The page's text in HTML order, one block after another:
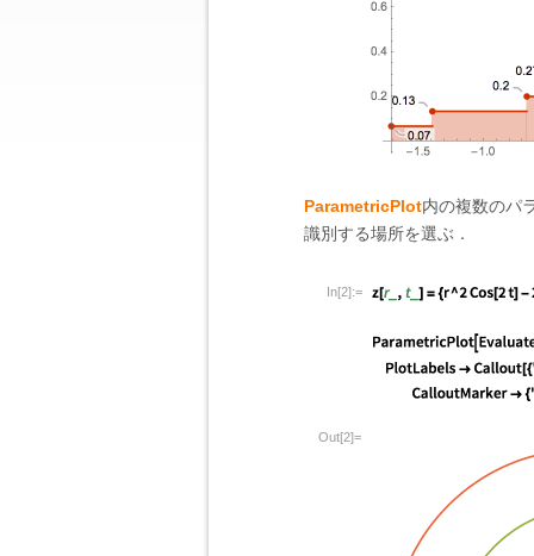
ParametricPlot内の複数のパ
識別する場所を選ぶ．
In[2]:=
Out[2]=